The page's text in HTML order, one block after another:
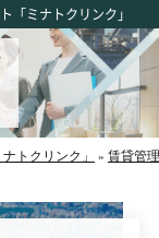
「ミナトクリンク」
トクリンク」 » 賃貸管